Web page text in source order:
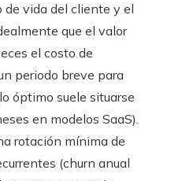
vida del cliente y el
que el valor
el costo de
periodo breve para
óptimo suele situarse
en modelos SaaS).
rotación mínima de
(churn anual